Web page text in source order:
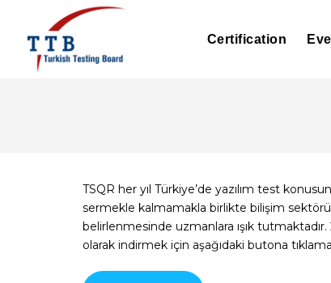
Certification
TSQR her yıl Türkiye’de yazılım test
sermekle kalmamakla birlikte bilişim
belirlenmesinde uzmanlara ışık
olarak indirmek için aşağıdaki butona